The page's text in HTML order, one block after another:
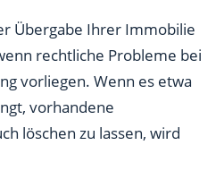
Übergabe Ihrer Immobilie
rechtliche Probleme bei
vorliegen. Wenn es etwa
vorhandene
löschen zu lassen, wird